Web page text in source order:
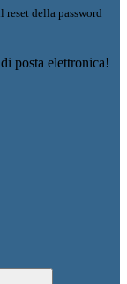
reset della password
posta elettronica!